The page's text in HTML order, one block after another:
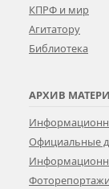
КПРФ и мир
Агитатору
Библиотека
АРХИВ
Официальные
Фоторепортажи